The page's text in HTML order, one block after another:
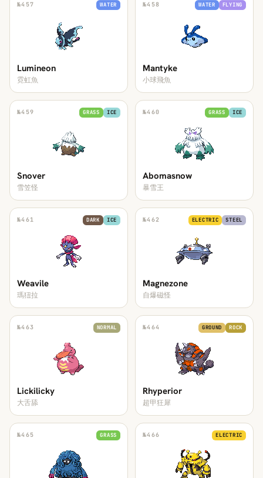
№457 WATER
Lumineon
霓虹魚
№458 WATER FLYING
Mantyke
小球飛魚
№459 GRASS ICE
Snover
雪笠怪
№460 GRASS ICE
Abomasnow
暴雪王
№461 DARK ICE
Weavile
瑪狃拉
№462 ELECTRIC STEEL
Magnezone
自爆磁怪
№463 NORMAL
Lickilicky
大舌舔
№464 GROUND ROCK
Rhyperior
超甲狂犀
№465 GRASS №466 ELECTRIC